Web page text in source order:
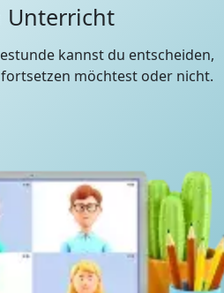
Unterricht
kannst du entscheiden,
möchtest oder nicht.